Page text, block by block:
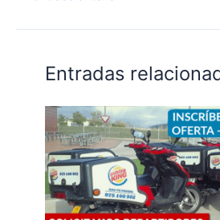
Entradas